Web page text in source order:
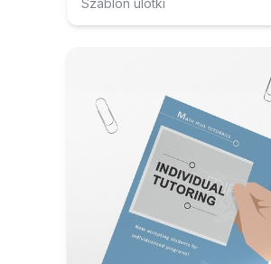
Szablon ulotki